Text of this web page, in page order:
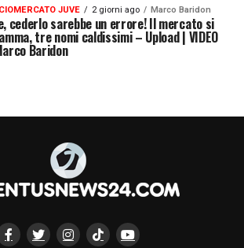
JUVE 2 giorni ago Marco Baridon
cederlo sarebbe un errore! Il mercato si
tre nomi caldissimi – Upload | VIDEO
Baridon